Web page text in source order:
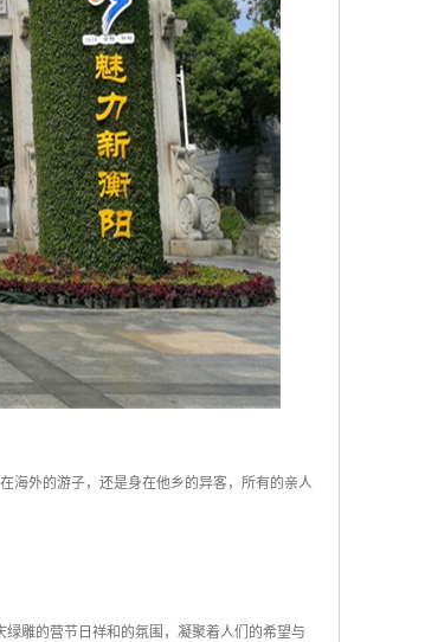
海外的游子，还是身在他乡的异客，所有的亲人
雕的营节日祥和的氛围，凝聚着人们的希望与